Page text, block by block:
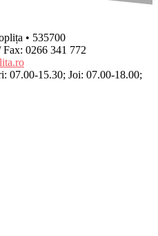
• 535700
0266 341 772
07.00-15.30; Joi: 07.00-18.00;